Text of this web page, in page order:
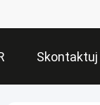
Skontaktuj